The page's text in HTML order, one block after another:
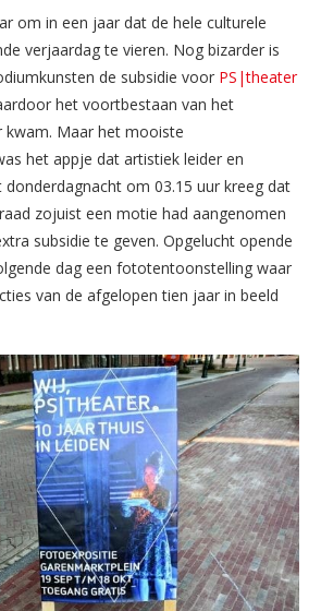
om in een jaar dat de hele culturele
verjaardag te vieren. Nog bizarder is
de subsidie voor PS|theater
het voortbestaan van het
kwam. Maar het mooiste
het appje dat artistiek leider en
om 03.15 uur kreeg dat
zojuist een motie had aangenomen
subsidie te geven. Opgelucht opende
dag een fototentoonstelling waar
van de afgelopen tien jaar in beeld